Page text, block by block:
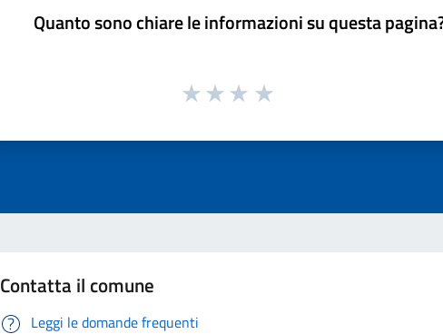
Quanto sono chiare le informazioni su questa
Contatta il comune
Leggi le domande frequenti